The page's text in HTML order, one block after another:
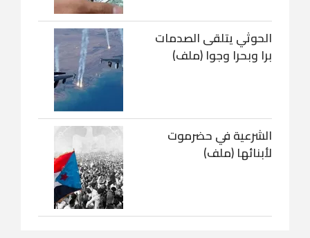
الحوثي يتلقى الصدمات
برا وبحرا وجوا (ملف)
الشرعية في حضرموت
لأبنائها (ملف)